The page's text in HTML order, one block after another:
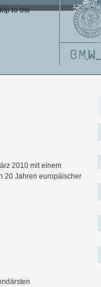
to the
2010 mit einem
20 Jahren europäischer